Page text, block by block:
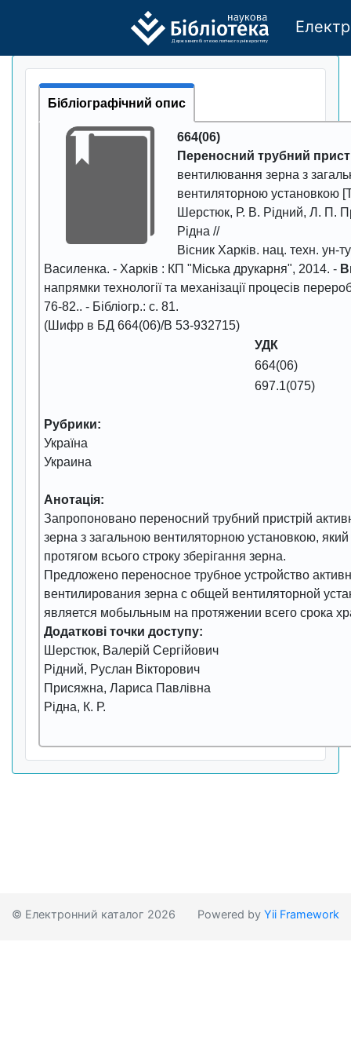
Державного бі отехно логічно го універси тету
Бібліографічний опис
664(06)
Переносний трубний
вентилювання зерна з
вентиляторною установкою
Шерстюк, Р. В. Рідний, Л. П.
Рідна //
Вісник Харків. нац. техн. ун-
Василенка. - Харків : КП "Міська друкарня", 2014. -
напрямки технології та механізації процесів
76-82.. - Бібліогр.: с. 81.
(Шифр в БД 664(06)/В 53-932715)
УДК
664(06)
697.1(075)
Рубрики:
Україна
Украина
Анотація:
Запропоновано переносний трубний пристрій
зерна з загальною вентиляторною установкою,
протягом всього строку зберігання зерна.
Предложено переносное трубное устройство
вентилирования зерна с общей вентиляторной
является мобыльным на протяжении всего срока
Додаткові точки доступу:
Шерстюк, Валерій Сергійович
Рідний, Руслан Вікторович
Присяжна, Лариса Павлівна
Рідна, К. Р.
© Електронний каталог 2026 Powered by Yii Framework